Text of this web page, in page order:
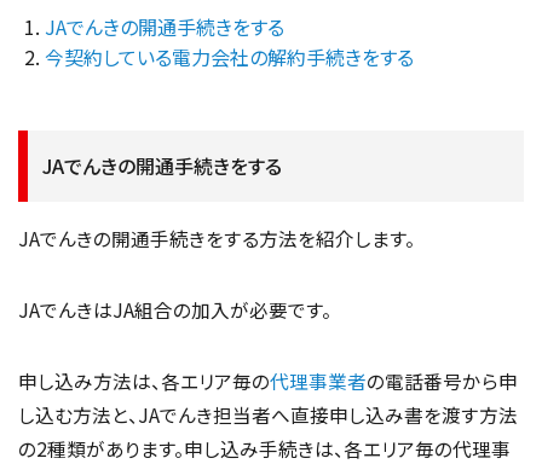
JAでんきの開通手続きをする
今契約している電力会社の解約手続きをする
JAでんきの開通手続きをする
JAでんきの開通手続きをする方法を紹介します。
JAでんきはJA組合の加入が必要です。
申し込み方法は、各エリア毎の代理事業者の電話番号から申
し込む方法と、JAでんき担当者へ直接申し込み書を渡す方法
の2種類があります。申し込み手続きは、各エリア毎の代理事